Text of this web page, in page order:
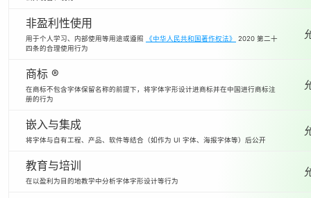
非盈利性使用
用于个人学习、内部使用等用途或遵照 《中华人民共和国著作权法》
2020 第二十
四条的合理使用行为
商标 ®
在商标不包含字体保留名称的前提下，将字体字形设计进商标并在中国进行商标注
册的行为
嵌入与集成
将字体与自有工程、产品、软件等结合（如作为 UI 字体、海报字体等）后公开
教育与培训
在以盈利为目的地教学中分析字体字形设计等行为